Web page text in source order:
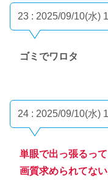
23 : 2025/09/10(水)
ゴミでワロタ
24 : 2025/09/10(水)
単眼で出っ張るって
画質求められてな